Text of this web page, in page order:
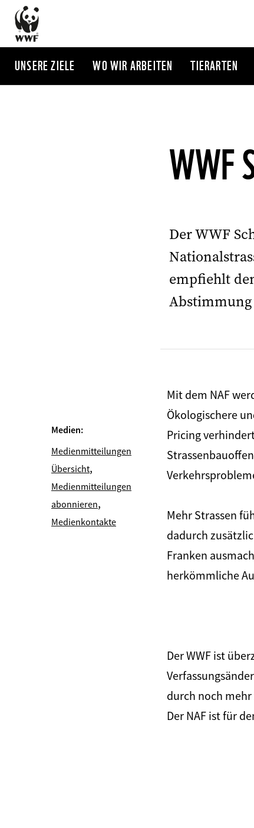
Direkt
zum
Inhalt
UNSERE ZIELE WO WIR ARBEITEN TIERARTEN
WWF
Der WWF
empfiehlt
Abstimmung
Medien:
Medienmitteilungen
Übersicht,
Medienmitteilungen
abonnieren,
Medienkontakte
Mit dem NAF
Ökologischere
Pricing
Mehr Strassen
dadurch
Franken
herkömmliche
Der WWF ist
durch noch
Der NAF ist für